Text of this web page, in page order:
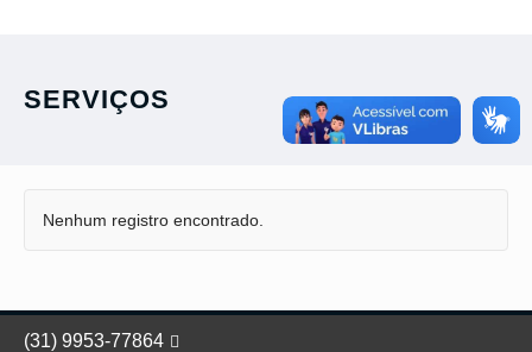
SERVIÇOS
Nenhum registro encontrado.
(31) 9953-77864 